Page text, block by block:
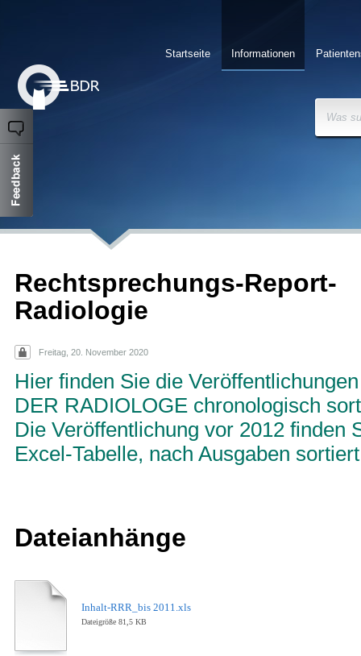
Informationen
Startseite
Was
Rechtsprechungs-Report-
Radiologie
Freitag, 20. November 2020
Hier finden Sie die
DER RADIOLOGE chronologisch
Die Veröffentlichung vor 2012 finden
Excel-Tabelle, nach Ausgaben
Dateianhänge
Inhalt-RRR_bis 2011.xls
Dateigröße 81,5 KB